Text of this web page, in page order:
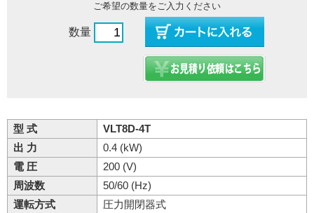
ご希望の数量をご入力ください
数量
型 式
VLT8D-4T
出 力
0.4 (kW)
電 圧
200 (V)
周波数
50/60 (Hz)
運転方式
圧力開閉器式